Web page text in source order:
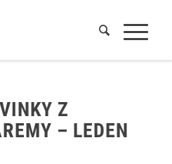
Z
– LEDEN